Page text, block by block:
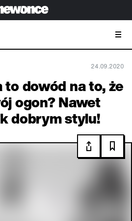
24.09.2020
to dowód na to, że
ogon? Nawet
dobrym stylu!